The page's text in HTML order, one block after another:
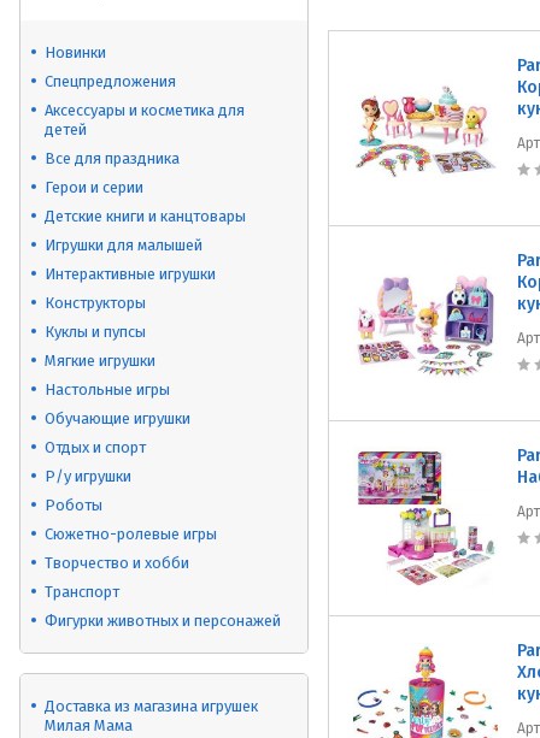
Новинки
Спецпредложения
Аксессуары и косметика для
детей
Все для праздника
Герои и серии
Детские книги и канцтовары
Игрушки для малышей
Интерактивные игрушки
Конструкторы
Куклы и пупсы
Мягкие игрушки
Настольные игры
Обучающие игрушки
Отдых и спорт
Р/у игрушки
Роботы
Сюжетно-ролевые игры
Творчество и хобби
Транспорт
Фигурки животных и персонажей
Доставка из магазина игрушек
Милая Мама